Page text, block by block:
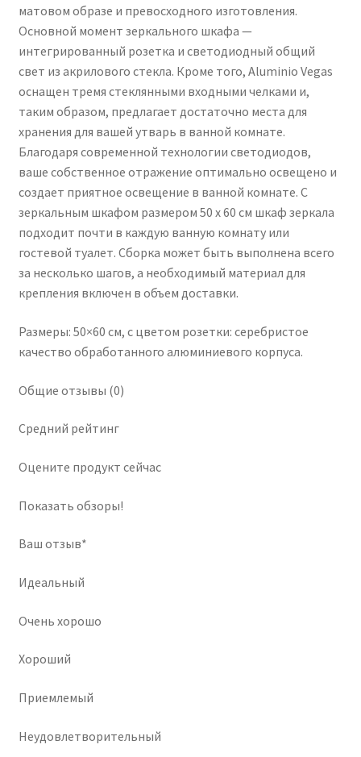
матовом образе и превосходного изготовления.
Основной момент зеркального шкафа —
интегрированный розетка и светодиодный общий
свет из акрилового стекла. Кроме того, Aluminio Vegas
оснащен тремя стеклянными входными челками и,
таким образом, предлагает достаточно места для
хранения для вашей утварь в ванной комнате.
Благодаря современной технологии светодиодов,
ваше собственное отражение оптимально освещено и
создает приятное освещение в ванной комнате. С
зеркальным шкафом размером 50 х 60 см шкаф зеркала
подходит почти в каждую ванную комнату или
гостевой туалет. Сборка может быть выполнена всего
за несколько шагов, а необходимый материал для
крепления включен в объем доставки.
Размеры: 50×60 см, с цветом розетки: серебристое
качество обработанного алюминиевого корпуса.
Общие отзывы (0)
Средний рейтинг
Оцените продукт сейчас
Показать обзоры!
Ваш отзыв*
Идеальный
Очень хорошо
Хороший
Приемлемый
Неудовлетворительный